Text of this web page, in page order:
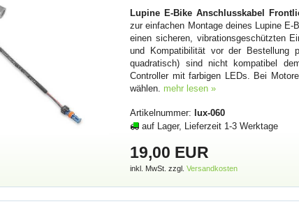
Lupine E-Bike Anschlusskabel
zur einfachen Montage deines Lupine
einen sicheren, vibrationsgeschützten
und Kompatibilität vor der Bestellung
quadratisch) sind nicht kompatibel
Controller mit farbigen LEDs. Bei
wählen. mehr lesen »
Artikelnummer: lux-060
auf Lager, Lieferzeit 1-3 Werktage
19,00 EUR
inkl. MwSt. zzgl.Versandkosten